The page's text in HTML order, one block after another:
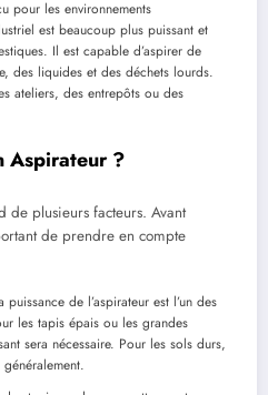
pour les environnements
est beaucoup plus puissant et
Il est capable d’aspirer de
des liquides et des déchets lourds.
ateliers, des entrepôts ou des
Aspirateur ?
de plusieurs facteurs. Avant
de prendre en compte
puissance de l’aspirateur est l’un des
les tapis épais ou les grandes
sera nécessaire. Pour les sols durs,